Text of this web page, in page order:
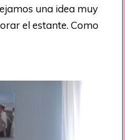
una idea muy
el estante. Como